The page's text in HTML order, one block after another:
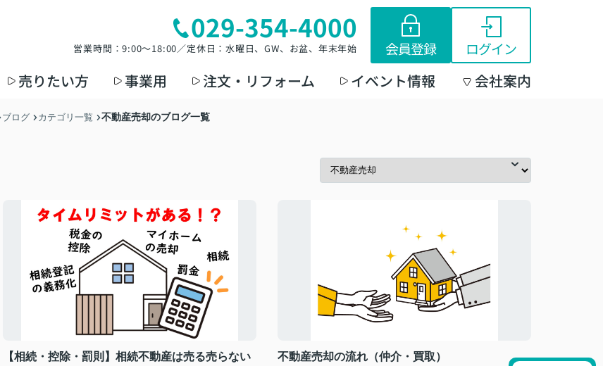
029-354-4000
営業時間：9:00～18:00／定休日：水曜日、GW、お盆、年末年始 会員登録 ログイン
売りたい方 事業用 注文・リフォーム イベント情報 会社案内
ブログ カテゴリ一覧 不動産売却のブログ一覧
【相続・控除・罰則】相続不動産は売る売らない
不動産売却の流れ（仲介・買取）